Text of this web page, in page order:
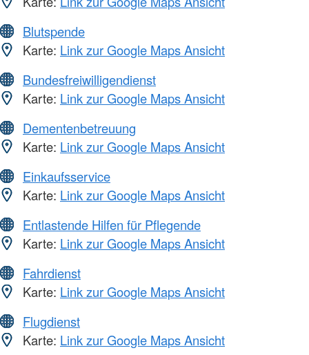
Blutspende
Karte: Link zur Google Maps Ansicht
Bundesfreiwilligendienst
Karte: Link zur Google Maps Ansicht
Dementenbetreuung
Karte: Link zur Google Maps Ansicht
Einkaufsservice
Karte: Link zur Google Maps Ansicht
Entlastende Hilfen für Pflegende
Karte: Link zur Google Maps Ansicht
Fahrdienst
Karte: Link zur Google Maps Ansicht
Flugdienst
Karte: Link zur Google Maps Ansicht